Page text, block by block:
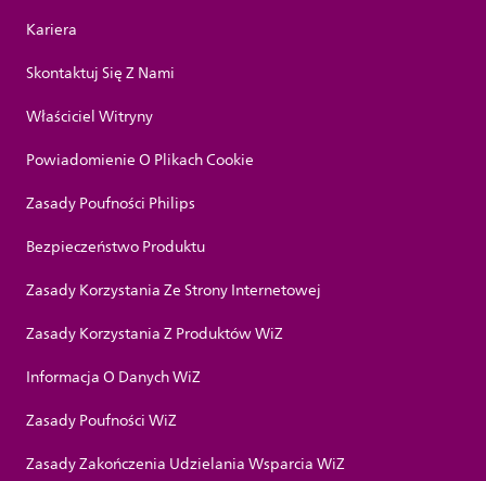
Kariera
Skontaktuj Się Z Nami
Właściciel Witryny
Powiadomienie O Plikach Cookie
Zasady Poufności Philips
Bezpieczeństwo Produktu
Zasady Korzystania Ze Strony Internetowej
Zasady Korzystania Z Produktów WiZ
Informacja O Danych WiZ
Zasady Poufności WiZ
Zasady Zakończenia Udzielania Wsparcia WiZ